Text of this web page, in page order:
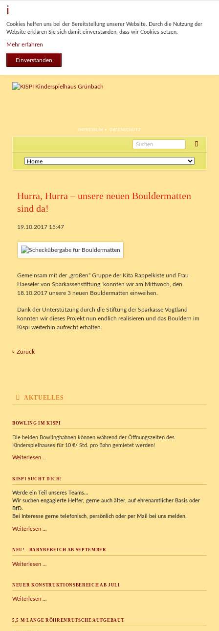
Cookies helfen uns bei der Bereitstellung unserer Website. Durch die Nutzung der
Website erklären Sie sich damit einverstanden, dass wir Cookies setzen.
Mehr erfahren
Einverstanden
NAVIGATION
IMPRESSUM DATENSCHUTZ
Navigation
überspringen
Hurra, Hurra – unsere neuen Bouldermatten
sind da!
19.10.2017 15:47
Gemeinsam mit der „großen“ Gruppe der Kita Rappelkiste und Frau
Haeseler von Sparkassenstiftung, konnten wir am Mittwoch, den
18.10.2017 unsere 3 neuen Bouldermatten einweihen.
Dank der Unterstützung durch die Stiftung der Sparkasse Vogtland
konnten wir dieses Projekt nun endlich realisieren und das Bouldern im
Kispi weiterhin aufrecht erhalten.
Zurück
AKTUELLES
BOWLING IM KISPI
Die beiden Bowlingbahnen können während der Öffnungszeiten des
Kinderspielhauses für 10 €/ Std. pro Bahn gemietet werden!
Weiterlesen …
KISPI SUCHT DICH!
Werde ein Teil unseres Teams…
Wirsuchen engagierte Helfer, gerne auch älter, auf ehrenamtlicher Basis oder
BfD.
Bei Interesse gerne telefonisch, persönlich oder per Mail bei uns melden.
Weiterlesen …
NEU! - BABYBEREICH AB SEPTEMBER
Weiterlesen …
ab
NEUER KONSTRUKTIONSBEREICH AB JULI
Weiterlesen …
Juli
5,5 M LANGE RÖHRENRUTSCHE AUFGEBAUT